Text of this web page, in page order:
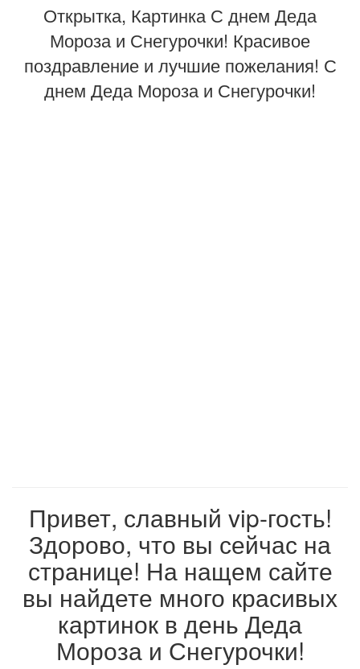
Открытка, Картинка С днем Деда
Мороза и Снегурочки! Красивое
поздравление и лучшие пожелания! С
днем Деда Мороза и Снегурочки!
Привет, славный vip-гость!
Здорово, что вы сейчас на
странице! На нащем сайте
вы найдете много красивых
картинок в день Деда
Мороза и Снегурочки!